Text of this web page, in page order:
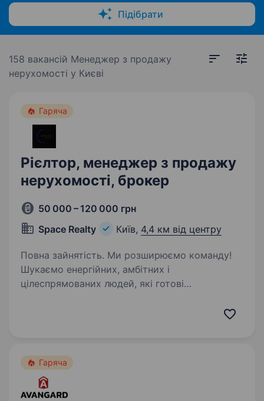
Підібрати
158 вакансій Менеджер з продажу
нерухомості у Києві
Гаряча
Рієлтор, менеджер з продажу
нерухомості, брокер
50 000 – 120 000 грн
Space Realty
Київ, 4,4 км від центру
Повна зайнятість. Ми розширюємо команду!
Шукаємо енергійних, амбітних і
цілеспрямованих людей, які готові
Гаряча